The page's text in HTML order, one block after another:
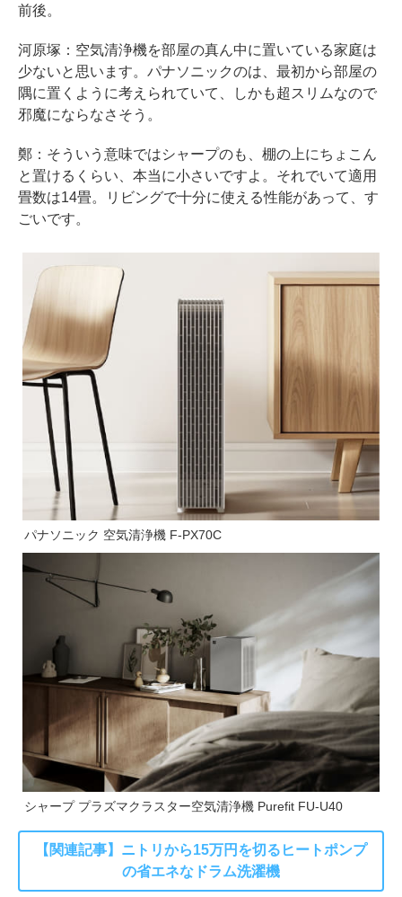
前後。
河原塚：空気清浄機を部屋の真ん中に置いている家庭は
少ないと思います。パナソニックのは、最初から部屋の
隅に置くように考えられていて、しかも超スリムなので
邪魔にならなさそう。
鄭：そういう意味ではシャープのも、棚の上にちょこん
と置けるくらい、本当に小さいですよ。それでいて適用
畳数は14畳。リビングで十分に使える性能があって、す
ごいです。
パナソニック 空気清浄機 F-PX70C
シャープ プラズマクラスター空気清浄機 Purefit FU-U40
【関連記事】ニトリから15万円を切るヒートポンプ
の省エネなドラム洗濯機